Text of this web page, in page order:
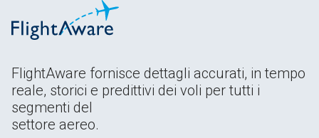
FlightAware fornisce dettagli accurati, in tempo
reale, storici e predittivi dei voli per tutti i
segmenti del
settore aereo.